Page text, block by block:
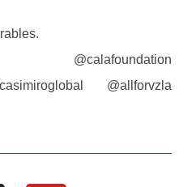
@calafoundation
@allforvzla